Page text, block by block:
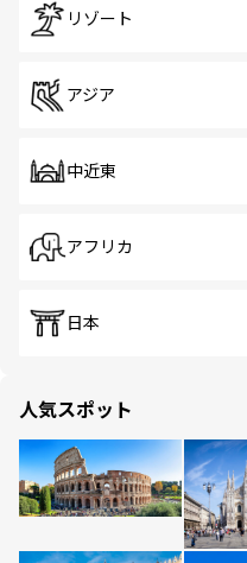
リゾート
アジア
中近東
アフリカ
日本
人気スポット